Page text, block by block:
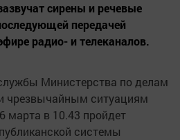
сирены и речевые
передачей
радио- и телеканалов.
Министерства по делам
чрезвычайным ситуациям
марта в 10.43 пройдет
системы